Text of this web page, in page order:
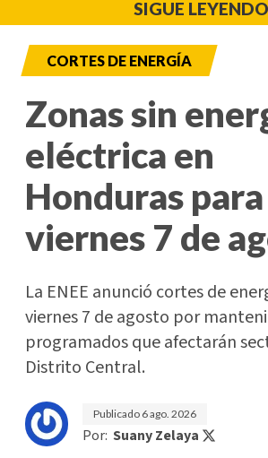
SIGUE LEYENDO
CORTES DE ENERGÍA
Zonas sin
eléctrica en
Honduras
viernes 7 de
La ENEE anunció cortes de
viernes 7 de agosto por
programados que afectarán
Distrito Central.
Publicado 6 ago. 2026
Por: Suany Zelaya